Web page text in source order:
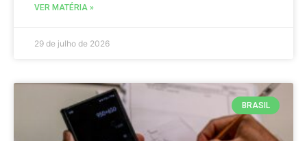
VER MATÉRIA »
29 de julho de 2026
BRASIL